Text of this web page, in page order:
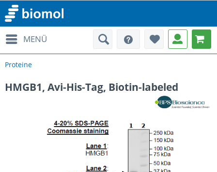
MENÜ
Proteine
HMGB1, Avi-His-Tag, Biotin-labeled